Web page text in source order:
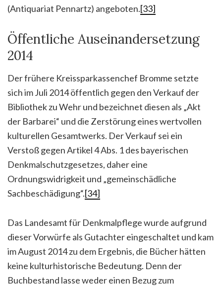
(Antiquariat Pennartz) angeboten.[33]
Öffentliche Auseinandersetzung
2014
Der frühere Kreissparkassenchef Bromme setzte
sich im Juli 2014 öffentlich gegen den Verkauf der
Bibliothek zu Wehr und bezeichnet diesen als „Akt
der Barbarei“ und die Zerstörung eines wertvollen
kulturellen Gesamtwerks. Der Verkauf sei ein
Verstoß gegen Artikel 4 Abs. 1 des bayerischen
Denkmalschutzgesetzes, daher eine
Ordnungswidrigkeit und „gemeinschädliche
Sachbeschädigung“.[34]
Das Landesamt für Denkmalpflege wurde aufgrund
dieser Vorwürfe als Gutachter eingeschaltet und kam
im August 2014 zu dem Ergebnis, die Bücher hätten
keine kulturhistorische Bedeutung. Denn der
Buchbestand lasse weder einen Bezug zum